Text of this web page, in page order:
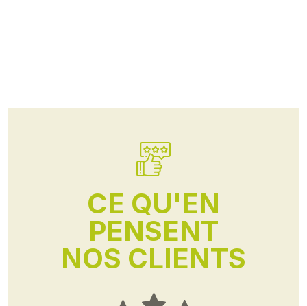
CE QU'EN
PENSENT
NOS CLIENTS